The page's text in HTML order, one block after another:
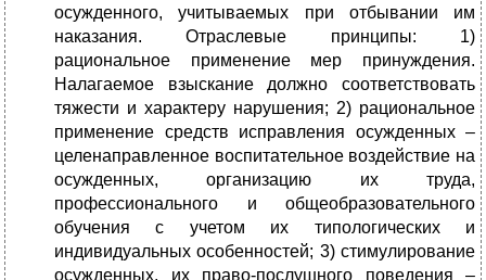
осужденного, учитываемых при отбывании им
наказания. Отраслевые принципы: 1)
рациональное применение мер принуждения.
Налагаемое взыскание должно соответствовать
тяжести и характеру нарушения; 2) рациональное
применение средств исправления осужденных –
целенаправленное воспитательное воздействие на
осужденных, организацию их труда,
профессионального и общеобразовательного
обучения с учетом их типологических и
индивидуальных особенностей; 3) стимулирование
осужденных, их право-послушного поведения –